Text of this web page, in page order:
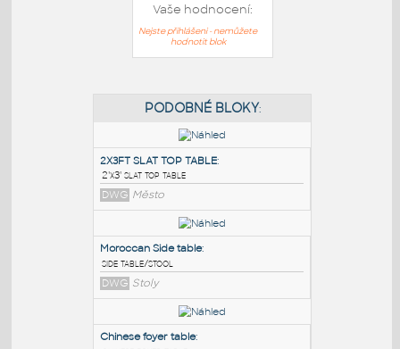
Vaše hodnocení:
Nejste přihlášeni - nemůžete
hodnotit blok
PODOBNÉ BLOKY:
2X3FT SLAT TOP TABLE:
2'x3' slat top table
DWG Město